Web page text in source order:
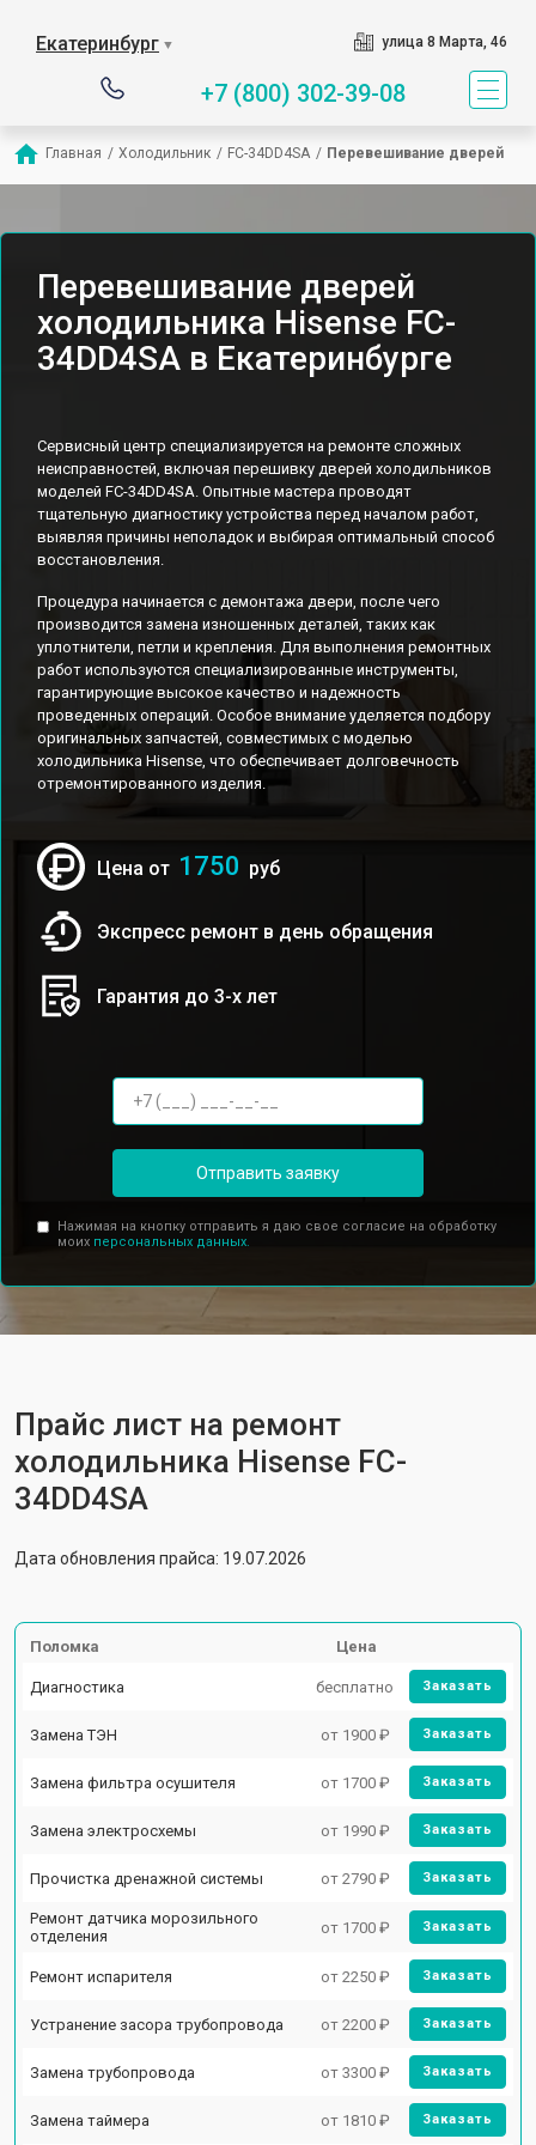
Екатеринбург ▼ улица 8 Марта, 46
+7 (800) 302-39-08
Главная / Холодильник / FC-34DD4SA / Перевешивание дверей
Перевешивание дверей
холодильника Hisense FC-
34DD4SA в Екатеринбурге
Сервисный центр специализируется на ремонте сложных
неисправностей, включая перешивку дверей холодильников
моделей FC-34DD4SA. Опытные мастера проводят
тщательную диагностику устройства перед началом работ,
выявляя причины неполадок и выбирая оптимальный способ
восстановления.
Процедура начинается с демонтажа двери, после чего
производится замена изношенных деталей, таких как
уплотнители, петли и крепления. Для выполнения ремонтных
работ используются специализированные инструменты,
гарантирующие высокое качество и надежность
проведенных операций. Особое внимание уделяется подбору
оригинальных запчастей, совместимых с моделью
холодильника Hisense, что обеспечивает долговечность
отремонтированного изделия.
Цена от 1750 руб
Экспресс ремонт в день обращения
Гарантия до 3-х лет
Отправить заявку
Нажимая на кнопку отправить я даю свое согласие на обработку
моих персональных данных.
Прайс лист на ремонт
холодильника Hisense FC-
34DD4SA
Дата обновления прайса: 19.07.2026
Поломка Цена
Диагностика бесплатно Заказать
Замена ТЭН от 1900 ₽ Заказать
Замена фильтра осушителя от 1700 ₽ Заказать
Замена электросхемы от 1990 ₽ Заказать
Прочистка дренажной системы от 2790 ₽ Заказать
Ремонт датчика морозильного
отделения
от 1700 ₽ Заказать
Ремонт испарителя от 2250 ₽ Заказать
Устранение засора трубопровода от 2200 ₽ Заказать
Замена трубопровода от 3300 ₽ Заказать
Замена таймера от 1810 ₽ Заказать